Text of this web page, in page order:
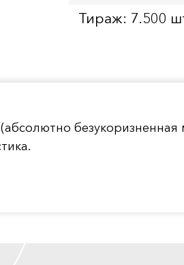
Тираж: 7.500
безукоризненная